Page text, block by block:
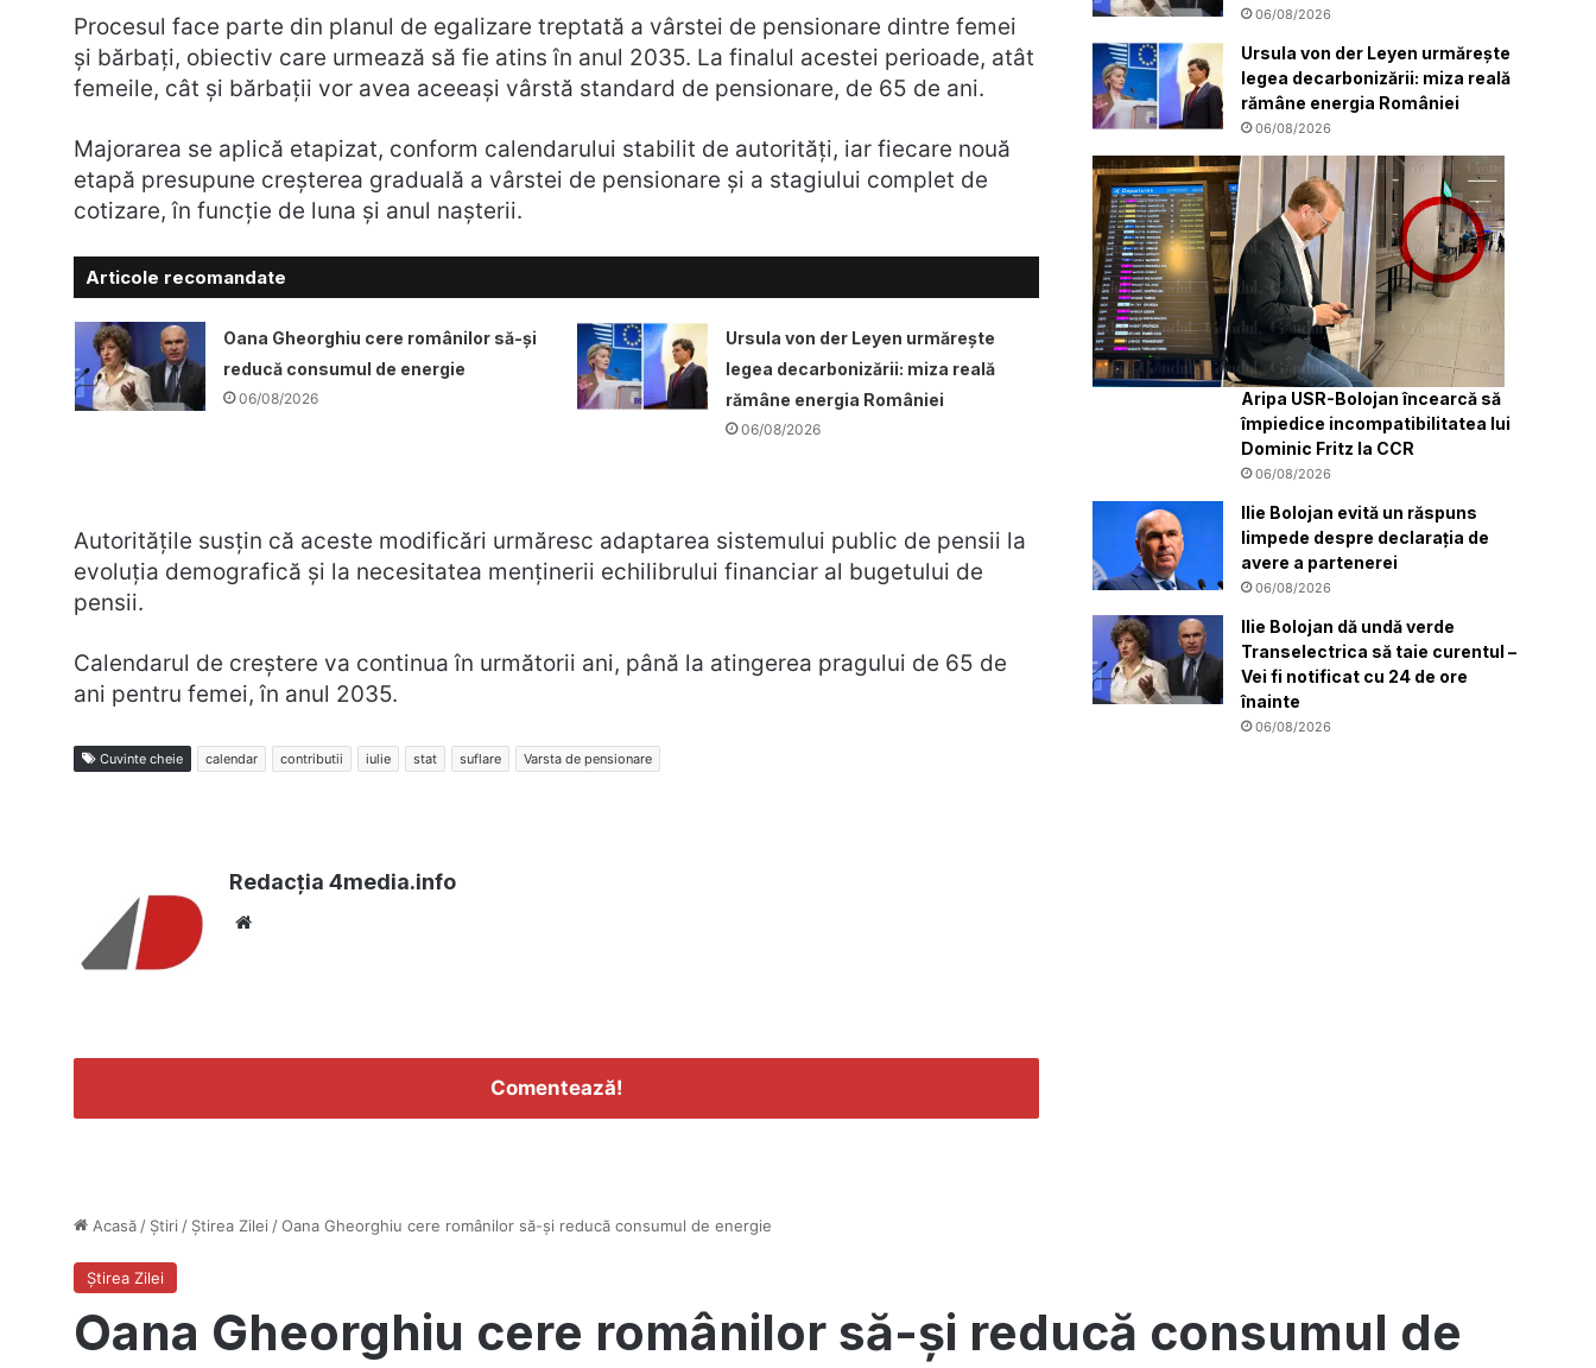
Procesul face parte din planul de egalizare treptată a vârstei de pensionare dintre femei
și bărbați, obiectiv care urmează să fie atins în anul 2035. La finalul acestei perioade, atât
femeile, cât și bărbații vor avea aceeași vârstă standard de pensionare, de 65 de ani.
Majorarea se aplică etapizat, conform calendarului stabilit de autorități, iar fiecare nouă
etapă presupune creșterea graduală a vârstei de pensionare și a stagiului complet de
cotizare, în funcție de luna și anul nașterii.
Articole recomandate
Oana Gheorghiu cere românilor să-și
reducă consumul de energie
06/08/2026
Ursula von der Leyen urmărește
legea decarbonizării: miza reală
rămâne energia României
06/08/2026
Autoritățile susțin că aceste modificări urmăresc adaptarea sistemului public de pensii la
evoluția demografică și la necesitatea menținerii echilibrului financiar al bugetului de
pensii.
Calendarul de creștere va continua în următorii ani, până la atingerea pragului de 65 de
ani pentru femei, în anul 2035.
Cuvinte cheie calendar contributii iulie stat suflare Varsta de pensionare
Redacția 4media.info
Comentează!
06/08/2026
Ursula von der Leyen urmărește
legea decarbonizării: miza reală
rămâne energia României
06/08/2026
Aripa USR-Bolojan încearcă să
împiedice incompatibilitatea lui
Dominic Fritz la CCR
06/08/2026
Ilie Bolojan evită un răspuns
limpede despre declarația de
avere a partenerei
06/08/2026
Ilie Bolojan dă undă verde
Transelectrica să taie curentul –
Vei fi notificat cu 24 de ore
înainte
06/08/2026